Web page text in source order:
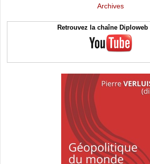
Archives
Retrouvez la chaîne Diploweb